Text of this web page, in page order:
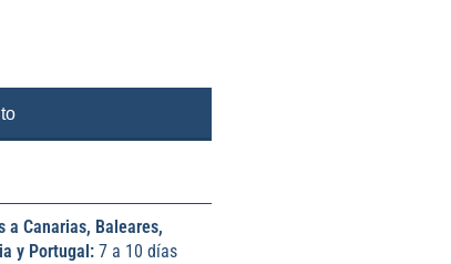
a Canarias, Baleares,
y Portugal: 7 a 10 días